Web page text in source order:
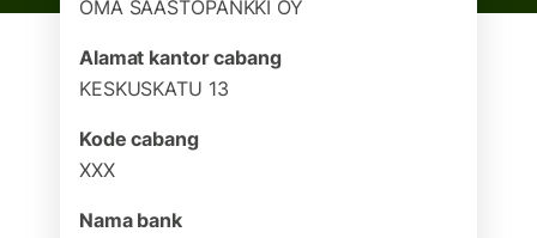
OMA SAASTOPANKKI OY
Alamat kantor cabang
KESKUSKATU 13
Kode cabang
XXX
Nama bank